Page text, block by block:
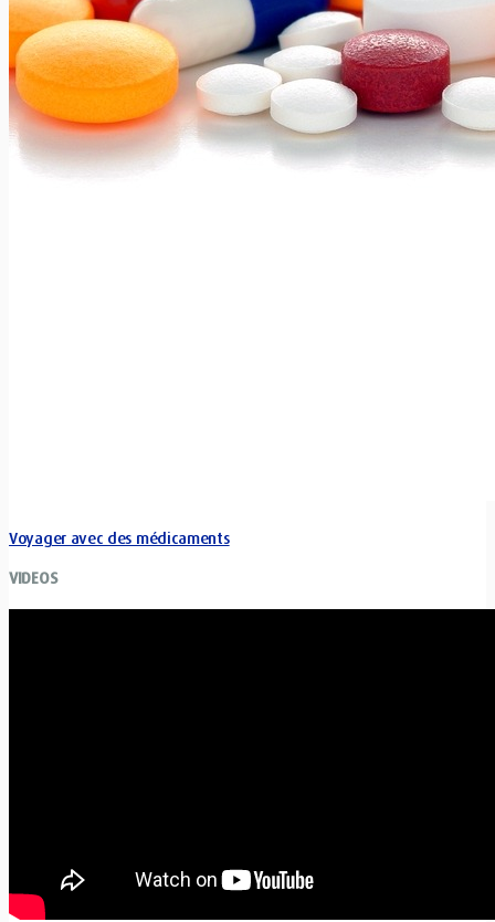
Voyager avec des médicaments
VIDEOS